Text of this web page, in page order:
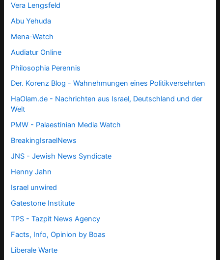
Vera Lengsfeld
Abu Yehuda
Mena-Watch
Audiatur Online
Philosophia Perennis
Der. Korenz Blog - Wahnehmungen eines Politikversehrten
HaOlam.de - Nachrichten aus Israel, Deutschland und der
Welt
PMW - Palaestinian Media Watch
BreakingIsraelNews
JNS - Jewish News Syndicate
Henny Jahn
Israel unwired
Gatestone Institute
TPS -Tazpit News Agency
Facts, Info, Opinion by Boas
Liberale Warte